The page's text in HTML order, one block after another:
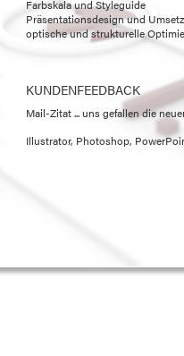
Farbskala und Styleguide
Präsentationsdesign und
optische und strukturelle
KUNDENFEEDBACK
Mail-Zitat ... uns gefallen die
Illustrator, Photoshop,